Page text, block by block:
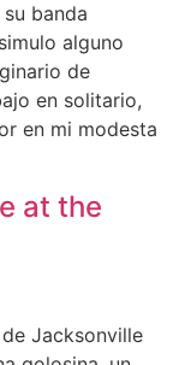
banda
alguno
de
en solitario,
en mi modesta
at the
Jacksonville